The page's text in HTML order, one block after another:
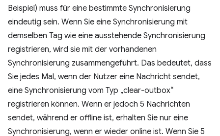
Beispiel) muss für eine bestimmte Synchronisierung
eindeutig sein. Wenn Sie eine Synchronisierung mit
demselben Tag wie eine ausstehende Synchronisierung
registrieren, wird sie mit der vorhandenen
Synchronisierung zusammengeführt. Das bedeutet, dass
Sie jedes Mal, wenn der Nutzer eine Nachricht sendet,
eine Synchronisierung vom Typ „clear-outbox“
registrieren können. Wenn er jedoch 5 Nachrichten
sendet, während er offline ist, erhalten Sie nur eine
Synchronisierung, wenn er wieder online ist. Wenn Sie 5